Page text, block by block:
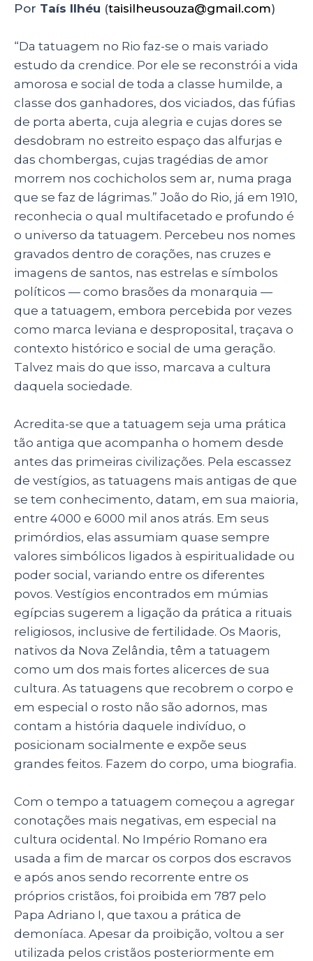
a
ts
A
p
p
c
e
b
o
o
k
k
e
dI
n
a
re
Por Taís Ilhéu (taisilheusouza@gmail.com)
“Da tatuagem no Rio faz-se o mais variado
estudo da crendice. Por ele se reconstrói a vida
amorosa e social de toda a classe humilde, a
classe dos ganhadores, dos viciados, das fúfias
de porta aberta, cuja alegria e cujas dores se
desdobram no estreito espaço das alfurjas e
das chombergas, cujas tragédias de amor
morrem nos cochicholos sem ar, numa praga
que se faz de lágrimas.” João do Rio, já em 1910,
reconhecia o qual multifacetado e profundo é
o universo da tatuagem. Percebeu nos nomes
gravados dentro de corações, nas cruzes e
imagens de santos, nas estrelas e símbolos
políticos — como brasões da monarquia —
que a tatuagem, embora percebida por vezes
como marca leviana e desproposital, traçava o
contexto histórico e social de uma geração.
Talvez mais do que isso, marcava a cultura
daquela sociedade.
Acredita-se que a tatuagem seja uma prática
tão antiga que acompanha o homem desde
antes das primeiras civilizações. Pela escassez
de vestígios, as tatuagens mais antigas de que
se tem conhecimento, datam, em sua maioria,
entre 4000 e 6000 mil anos atrás. Em seus
primórdios, elas assumiam quase sempre
valores simbólicos ligados à espiritualidade ou
poder social, variando entre os diferentes
povos. Vestígios encontrados em múmias
egípcias sugerem a ligação da prática a rituais
religiosos, inclusive de fertilidade. Os Maoris,
nativos da Nova Zelândia, têm a tatuagem
como um dos mais fortes alicerces de sua
cultura. As tatuagens que recobrem o corpo e
em especial o rosto não são adornos, mas
contam a história daquele indivíduo, o
posicionam socialmente e expõe seus
grandes feitos. Fazem do corpo, uma biografia.
Com o tempo a tatuagem começou a agregar
conotações mais negativas, em especial na
cultura ocidental. No Império Romano era
usada a fim de marcar os corpos dos escravos
e após anos sendo recorrente entre os
próprios cristãos, foi proibida em 787 pelo
Papa Adriano I, que taxou a prática de
demoníaca. Apesar da proibição, voltou a ser
utilizada pelos cristãos posteriormente em